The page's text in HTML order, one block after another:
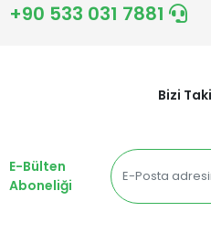
+90 533 031 7881
Bizi
E-Bülten
Aboneliği